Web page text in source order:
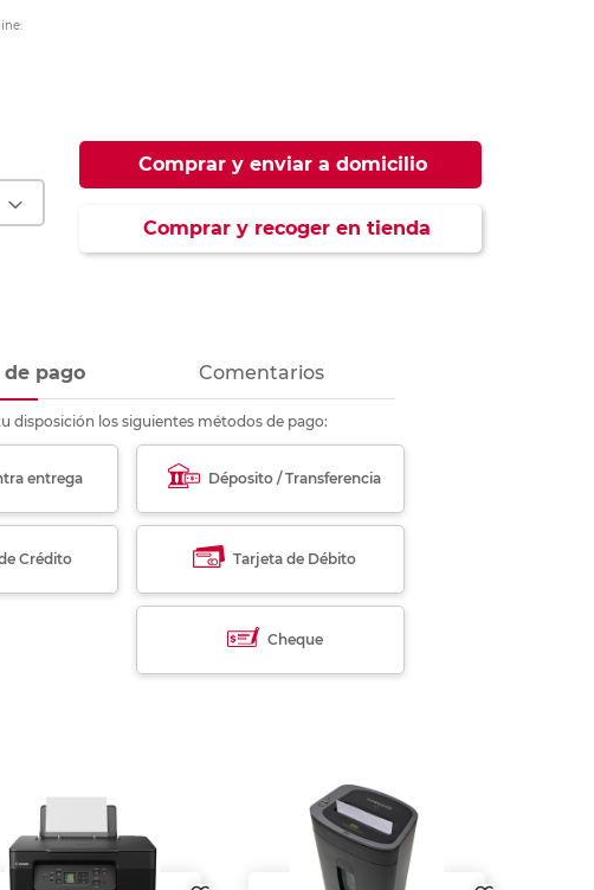
Comprar y enviar a domicilio
Comprar y recoger en tienda
de pago Comentarios
disposición los siguientes métodos de pago:
entrega Déposito / Transferencia
Crédito Tarjeta de Débito
Cheque